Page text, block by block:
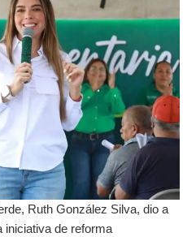
Ruth González Silva, dio a
iniciativa de reforma